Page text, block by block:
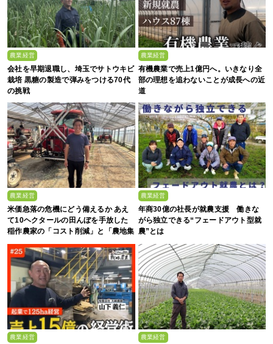
農業経営
会社を早期退職し、埼玉でサトウキビ
栽培 黒糖の製造で弾みをつける70代
の挑戦
農業経営
有機農業で売上1億円へ。いきなり全
部の理想を追わないことが成長への近
道
農業経営
米価急落の危機にどう備えるか あえ
て10ヘクタールの田んぼを手放した
稲作農家の「コスト削減」と「農地集
約」
農業経営
年商30億の社長が就農支援 働きな
がら独立できる“フェードアウト型就
農”とは
農業経営 農業経営